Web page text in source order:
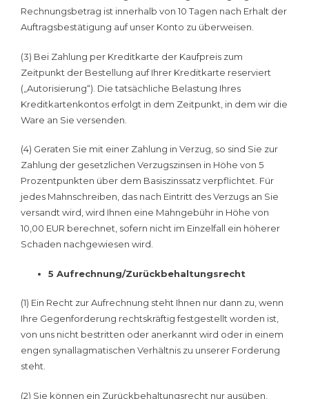
Rechnungsbetrag ist innerhalb von 10 Tagen nach Erhalt der
Auftragsbestätigung auf unser Konto zu überweisen.
(3) Bei Zahlung per Kreditkarte der Kaufpreis zum
Zeitpunkt der Bestellung auf Ihrer Kreditkarte reserviert
(„Autorisierung“). Die tatsächliche Belastung Ihres
Kreditkartenkontos erfolgt in dem Zeitpunkt, in dem wir die
Ware an Sie versenden.
(4) Geraten Sie mit einer Zahlung in Verzug, so sind Sie zur
Zahlung der gesetzlichen Verzugszinsen in Höhe von 5
Prozentpunkten über dem Basiszinssatz verpflichtet. Für
jedes Mahnschreiben, das nach Eintritt des Verzugs an Sie
versandt wird, wird Ihnen eine Mahngebühr in Höhe von
10,00 EUR berechnet, sofern nicht im Einzelfall ein höherer
Schaden nachgewiesen wird.
5 Aufrechnung/Zurückbehaltungsrecht
(1) Ein Recht zur Aufrechnung steht Ihnen nur dann zu, wenn
Ihre Gegenforderung rechtskräftig festgestellt worden ist,
von uns nicht bestritten oder anerkannt wird oder in einem
engen synallagmatischen Verhältnis zu unserer Forderung
steht.
(2) Sie können ein Zurückbehaltungsrecht nur ausüben,